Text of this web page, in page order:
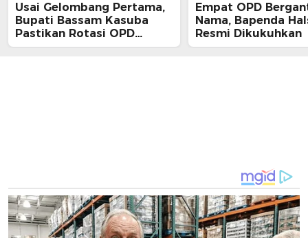
Usai Gelombang Pertama,
Bupati Bassam Kasuba
Pastikan Rotasi OPD
Tahap Dua
Empat OPD
Nama, Bapenda
Resmi Dikukuhkan